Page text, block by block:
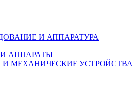
И АППАРАТУРА
АППАРАТЫ
И МЕХАНИЧЕСКИЕ УСТРОЙСТВА